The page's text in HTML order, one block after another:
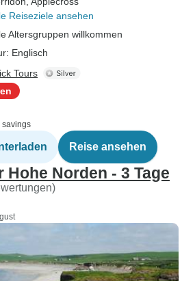
Reiseziele ansehen
Altersgruppen willkommen
Englisch
Tours
savings
Reise ansehen
Hohe Norden - 3 Tage